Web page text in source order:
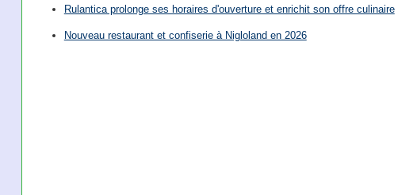
Rulantica prolonge ses horaires d'ouverture et enrichit son offre culinaire
Nouveau restaurant et confiserie à Nigloland en 2026